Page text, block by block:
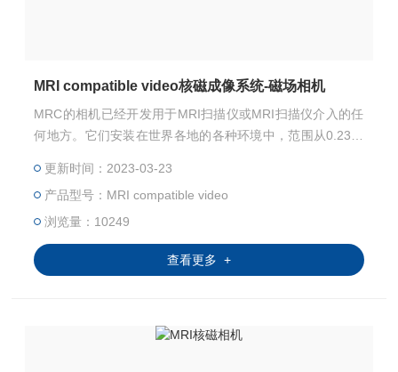
MRI compatible video核磁成像系统-磁场相机
MRC的相机已经开发用于MRI扫描仪或MRI扫描仪介入的任
何地方。它们安装在世界各地的各种环境中，范围从0.23到
视野，放大倍率和工作距离。 核磁成像系统-磁场相机典型
应用： MR成像系统中的眼睛跟踪/面部监测 运动跟踪 儿科
MRI诊断 MRI室监测 优点： 无伪影的无干扰操作 易于安装
和处理 设计紧凑
更新时间：2023-03-23
产品型号：MRI compatible video
浏览量：10249
查看更多 +